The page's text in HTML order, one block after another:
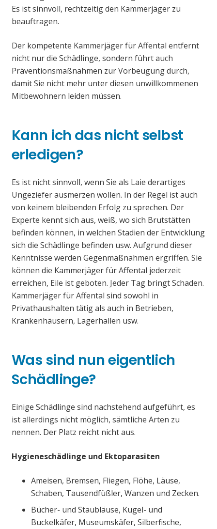
Es ist sinnvoll, rechtzeitig den Kammerjäger zu
beauftragen.
Der kompetente Kammerjäger für Affental entfernt
nicht nur die Schädlinge, sondern führt auch
Präventionsmaßnahmen zur Vorbeugung durch,
damit Sie nicht mehr unter diesen unwillkommenen
Mitbewohnern leiden müssen.
Kann ich das nicht selbst
erledigen?
Es ist nicht sinnvoll, wenn Sie als Laie derartiges
Ungeziefer ausmerzen wollen. In der Regel ist auch
von keinem bleibenden Erfolg zu sprechen. Der
Experte kennt sich aus, weiß, wo sich Brutstätten
befinden können, in welchen Stadien der Entwicklung
sich die Schädlinge befinden usw. Aufgrund dieser
Kenntnisse werden Gegenmaßnahmen ergriffen. Sie
können die Kammerjäger für Affental jederzeit
erreichen, Eile ist geboten. Jeder Tag bringt Schaden.
Kammerjäger für Affental sind sowohl in
Privathaushalten tätig als auch in Betrieben,
Krankenhäusern, Lagerhallen usw.
Was sind nun eigentlich
Schädlinge?
Einige Schädlinge sind nachstehend aufgeführt, es
ist allerdings nicht möglich, sämtliche Arten zu
nennen. Der Platz reicht nicht aus.
Hygieneschädlinge und Ektoparasiten
Ameisen, Bremsen, Fliegen, Flöhe, Läuse,
Schaben, Tausendfüßler, Wanzen und Zecken.
Bücher- und Staubläuse, Kugel- und
Buckelkäfer, Museumskäfer, Silberfische,